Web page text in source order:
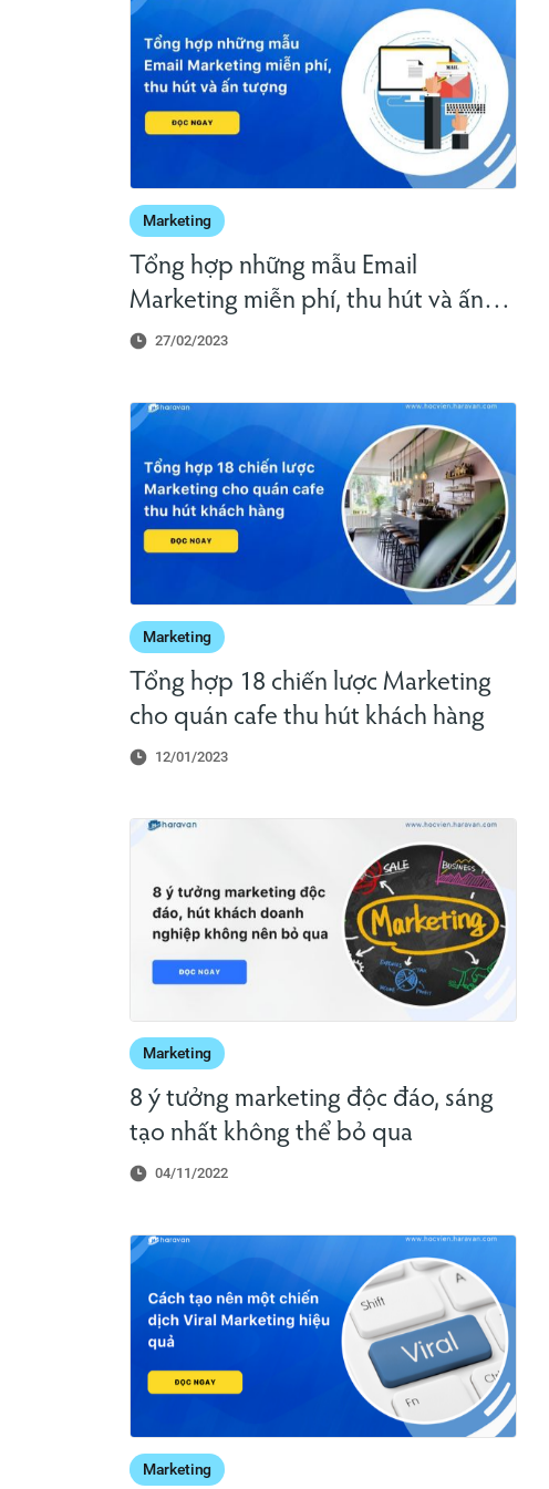
Marketing
Tổng hợp những mẫu Email
Marketing miễn phí, thu hút và ấn
tượng
27/02/2023
Marketing
Tổng hợp 18 chiến lược Marketing
cho quán cafe thu hút khách hàng
12/01/2023
Marketing
8 ý tưởng marketing độc đáo, sáng
tạo nhất không thể bỏ qua
04/11/2022
Marketing